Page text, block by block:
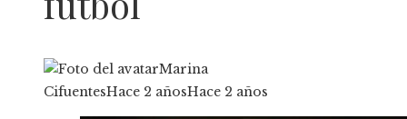
Marina
CifuentesHace 2 añosHace 2 años